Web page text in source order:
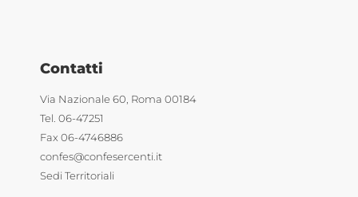
Contatti
Via Nazionale 60, Roma 00184
Tel. 06-47251
Fax 06-4746886
confes@confesercenti.it
Sedi Territoriali